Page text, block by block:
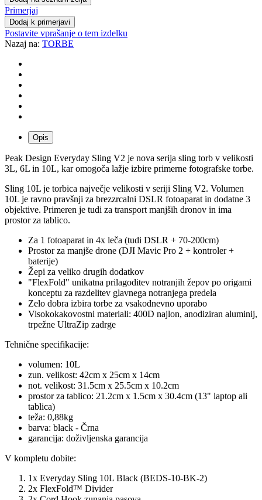
Primerjaj
Dodaj k primerjavi
Postavite vprašanje o tem izdelku
Nazaj na: TORBE
Opis
Peak Design Everyday Sling V2 je nova serija sling torb v velikosti
3L, 6L in 10L, kar omogoča lažje izbire primerne fotografske torbe.
Sling 10L je torbica največje velikosti v seriji Sling V2. Volumen
10L je ravno pravšnji za brezzrcalni DSLR fotoaparat in dodatne 3
objektive. Primeren je tudi za transport manjših dronov in ima
prostor za tablico.
Za 1 fotoaparat in 4x leča (tudi DSLR + 70-200cm)
Prostor za manjše drone (DJI Mavic Pro 2 + kontroler +
baterije)
Žepi za veliko drugih dodatkov
"FlexFold" unikatna prilagoditev notranjih žepov po origami
konceptu za razdelitev glavnega notranjega predela
Zelo dobra izbira torbe za vsakodnevno uporabo
Visokokakovostni materiali: 400D najlon, anodiziran aluminij,
trpežne UltraZip zadrge
Tehnične specifikacije:
volumen: 10L
zun. velikost: 42cm x 25cm x 14cm
not. velikost: 31.5cm x 25.5cm x 10.2cm
prostor za tablico: 21.2cm x 1.5cm x 30.4cm (13" laptop ali
tablica)
teža: 0,88kg
barva: black - Črna
garancija: doživljenska garancija
V kompletu dobite:
1x Everyday Sling 10L Black (BEDS-10-BK-2)
2x FlexFold™ Divider